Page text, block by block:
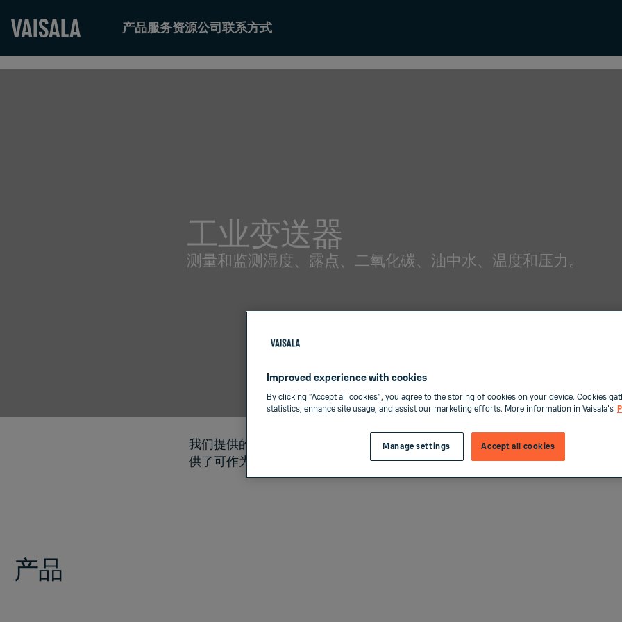
产品服务资源公司联系方式
工业变送器
测量和监测湿度、露点、二氧化碳、油中水、温度和压力。
我们提供的选项涵盖了坚固可靠的墙壁安装型和管道安装型变送器，可用于多
供了可作为独立设备操作的 Indigo 兼容智能探头。
产品
Improved experience with cookies
By clicking “Accept all cookies”, you agree to the storing of cookies on your device. Cookies
statistics, enhance site usage, and assist our marketing efforts. More information in Vaisala's
Accept all cookies
Manage settings